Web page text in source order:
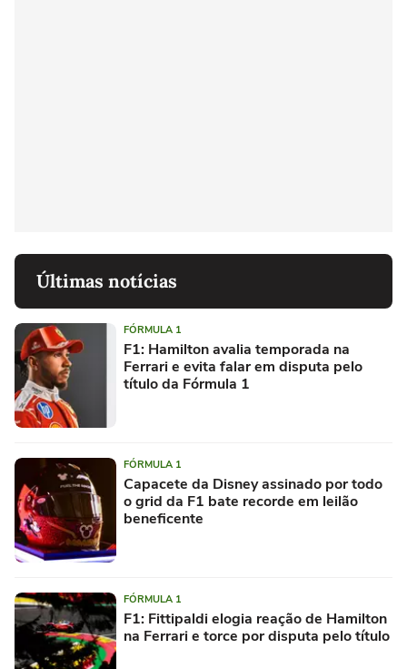
Últimas notícias
FÓRMULA 1
F1: Hamilton avalia temporada na
Ferrari e evita falar em disputa pelo
título da Fórmula 1
FÓRMULA 1
Capacete da Disney assinado por todo
o grid da F1 bate recorde em leilão
beneficente
FÓRMULA 1
F1: Fittipaldi elogia reação de Hamilton
na Ferrari e torce por disputa pelo título